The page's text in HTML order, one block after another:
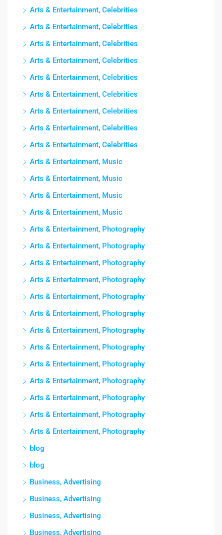
Arts & Entertainment, Celebrities
Arts & Entertainment, Celebrities
Arts & Entertainment, Celebrities
Arts & Entertainment, Celebrities
Arts & Entertainment, Celebrities
Arts & Entertainment, Celebrities
Arts & Entertainment, Celebrities
Arts & Entertainment, Celebrities
Arts & Entertainment, Celebrities
Arts & Entertainment, Music
Arts & Entertainment, Music
Arts & Entertainment, Music
Arts & Entertainment, Music
Arts & Entertainment, Photography
Arts & Entertainment, Photography
Arts & Entertainment, Photography
Arts & Entertainment, Photography
Arts & Entertainment, Photography
Arts & Entertainment, Photography
Arts & Entertainment, Photography
Arts & Entertainment, Photography
Arts & Entertainment, Photography
Arts & Entertainment, Photography
Arts & Entertainment, Photography
Arts & Entertainment, Photography
Arts & Entertainment, Photography
blog
blog
Business, Advertising
Business, Advertising
Business, Advertising
Business, Advertising